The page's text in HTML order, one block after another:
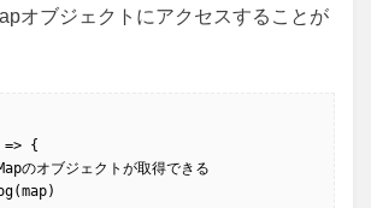
オブジェクトにアクセスすることが